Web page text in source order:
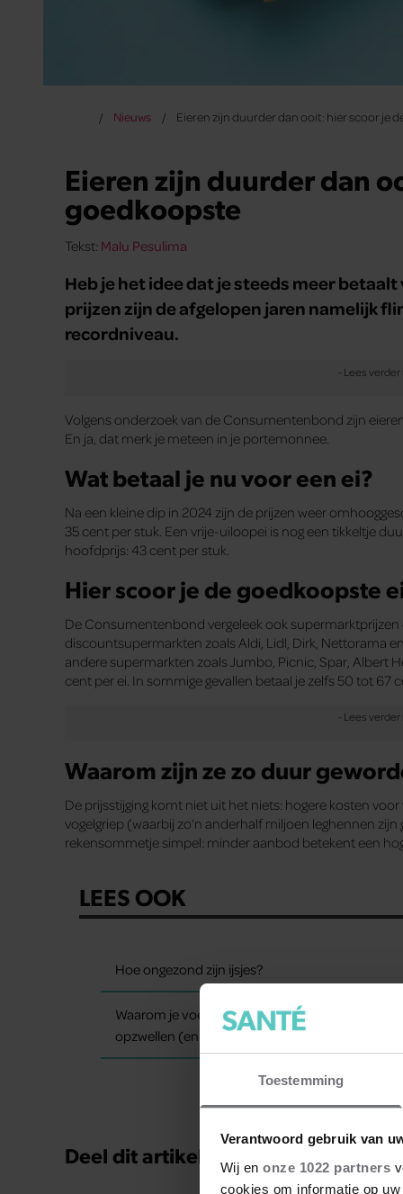
Toestemming
Verantwoord gebruik van
Wij en onze 1022 partners
cookies om informatie op
Nieuws Eieren zijn duurder dan ooit: hier scoor je
Eieren zijn duurder dan
goedkoopste
Tekst: Malu Pesulima
Heb je het idee dat je steeds meer
prijzen zijn de afgelopen jaren namelijk
recordniveau.
Volgens onderzoek van de Consumentenbond zijn
En ja, dat merk je meteen in je portemonnee.
Wat betaal je nu voor een ei?
Na een kleine dip in 2024 zijn de prijzen weer
35 cent per stuk. Een vrije-uiloopei is nog een tikkeltje
hoofdprijs: 43 cent per stuk.
Hier scoor je de goedkoopste
De Consumentenbond vergeleek ook
discountsupermarkten zoals Aldi, Lidl, Dirk, Nettorama
andere supermarkten zoals Jumbo, Picnic, Spar, Albert
cent per ei. In sommige gevallen betaal je zelfs 50 tot
Waarom zijn ze zo duur
De prijsstijging komt niet uit het niets: hogere kosten
vogelgriep (waarbij zo’n anderhalf miljoen leghennen
rekensommetje simpel: minder aanbod betekent een
LEES OOK
Hoe ongezond zijn ijsjes?
Waarom je voeten op warme dagen
opzwellen (en wat je eraan kunt doen)
Deel dit artikel op social media!